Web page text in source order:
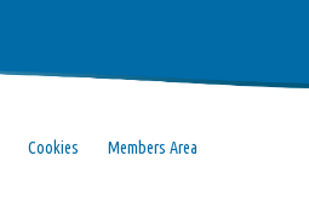
Cookies Members Area